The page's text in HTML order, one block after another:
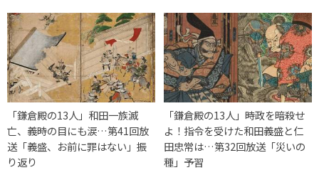
「鎌倉殿の13人」和田一族滅
亡、義時の目にも涙…第41回放
送「義盛、お前に罪はない」振
り返り
「鎌倉殿の13人」時政を暗殺せ
よ！指令を受けた和田義盛と仁
田忠常は…第32回放送「災いの
種」予習